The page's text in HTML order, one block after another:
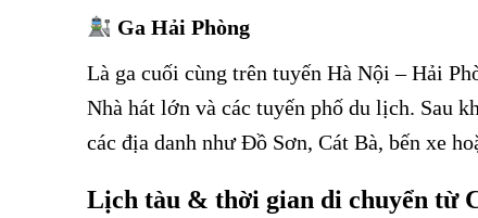
Ga Hải Phòng
Là ga cuối cùng trên tuyến Hà Nội – Hải
Nhà hát lớn và các tuyến phố du lịch. Sau
các địa danh như Đồ Sơn, Cát Bà, bến xe
Lịch tàu & thời gian di chuyển từ